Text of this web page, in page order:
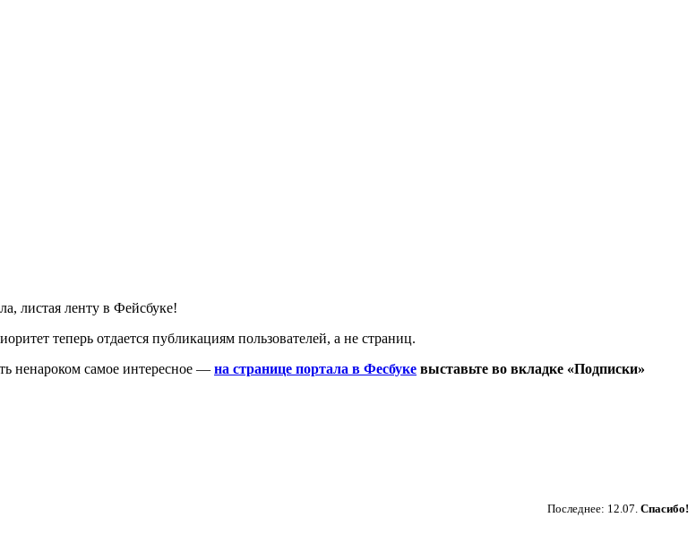
листая ленту в Фейсбуке!
теперь отдается публикациям пользователей, а не страниц.
ненароком самое интересное — на странице портала в Фесбуке выставьте во вкладке «Подписки»
Последнее: 12.07. Спасибо!